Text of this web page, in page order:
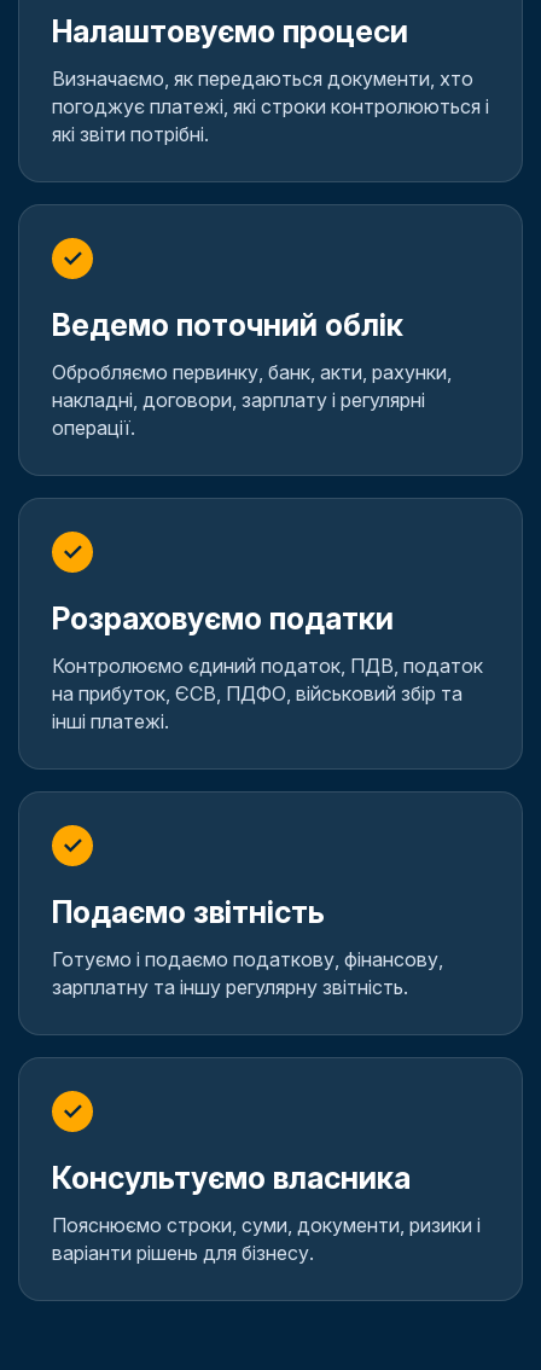
Налаштовуємо процеси
Визначаємо, як передаються документи, хто
погоджує платежі, які строки контролюються і
які звіти потрібні.
✓
Ведемо поточний облік
Обробляємо первинку, банк, акти, рахунки,
накладні, договори, зарплату і регулярні
операції.
✓
Розраховуємо податки
Контролюємо єдиний податок, ПДВ, податок
на прибуток, ЄСВ, ПДФО, військовий збір та
інші платежі.
✓
Подаємо звітність
Готуємо і подаємо податкову, фінансову,
зарплатну та іншу регулярну звітність.
✓
Консультуємо власника
Пояснюємо строки, суми, документи, ризики і
варіанти рішень для бізнесу.